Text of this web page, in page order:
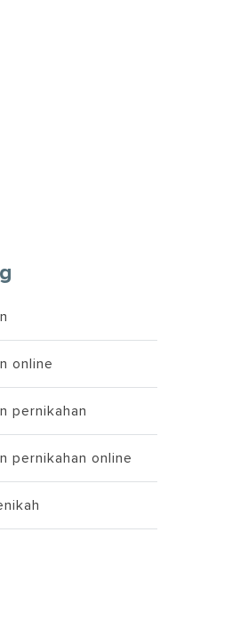
online
pernikahan
pernikahan online